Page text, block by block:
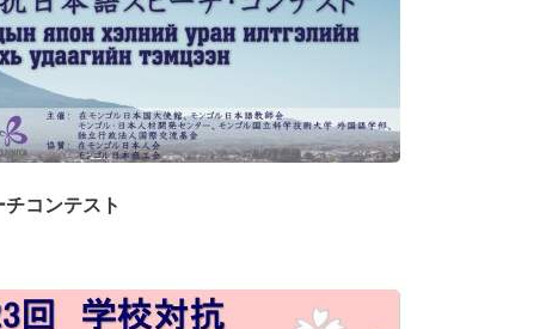
コンテスト